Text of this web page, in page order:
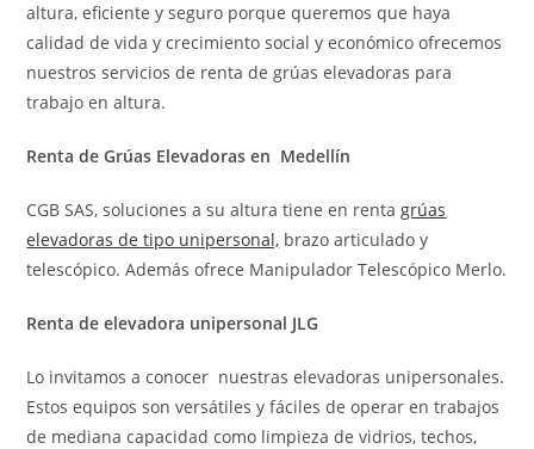
altura, eficiente y seguro porque queremos que haya
calidad de vida y crecimiento social y económico ofrecemos
nuestros servicios de renta de grúas elevadoras para
trabajo en altura.
Renta de Grúas Elevadoras en Medellín
CGB SAS, soluciones a su altura tiene en rentagrúas
elevadoras de tipo unipersonal, brazo articulado y
telescópico. Además ofrece Manipulador Telescópico Merlo.
Renta de elevadora unipersonal JLG
Lo invitamos a conocer nuestras elevadoras unipersonales.
Estos equipos son versátiles y fáciles de operar en trabajos
de mediana capacidad como limpieza de vidrios, techos,